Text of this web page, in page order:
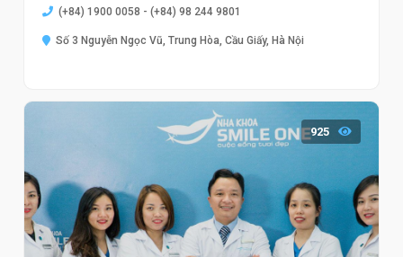
(+84) 1900 0058 - (+84) 98 244 9801
Số 3 Nguyễn Ngọc Vũ, Trung Hòa, Cầu Giấy, Hà Nội
925